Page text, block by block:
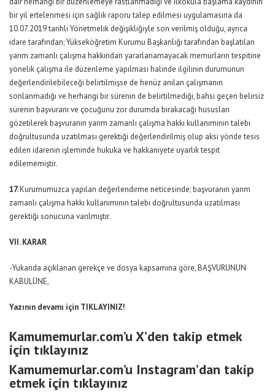
bir yıl ertelenmesi için sağlık raporu talep edilmesi uygulamasına da
10.07.2019 tarihli Yönetmelik değişikliğiyle son verilmiş olduğu, ayrıca
idare tarafından; Yükseköğretim Kurumu Başkanlığı tarafından başlatılan
yarım zamanlı çalışma hakkından yararlanamayacak memurların tespitine
yönelik çalışma ile düzenleme yapılması halinde ilgilinin durumunun
değerlendirilebileceği belirtilmişse de henüz anılan çalışmanın
sonlanmadığı ve herhangi bir sürenin de belirtilmediği, bahsi geçen belirsiz
sürenin başvuranı ve çocuğunu zor durumda bırakacağı hususları
gözetilerek başvuranın yarım zamanlı çalışma hakkı kullanımının talebi
doğrultusunda uzatılması gerektiği değerlendirilmiş olup aksi yönde tesis
edilen idarenin işleminde hukuka ve hakkaniyete uyarlık tespit
edilememiştir.
17.Kurumumuzca yapılan değerlendirme neticesinde; başvuranın yarım
zamanlı çalışma hakkı kullanımının talebi doğrultusunda uzatılması
gerektiği sonucuna varılmıştır.
VII. KARAR
-Yukarıda açıklanan gerekçe ve dosya kapsamına göre, BAŞVURUNUN
KABULÜNE,
Yazının devamı için TIKLAYINIZ!
Kamumemurlar.com’u X’den takip etmek
için tıklayınız
Kamumemurlar.com’u Instagram’dan takip
etmek için tıklayınız